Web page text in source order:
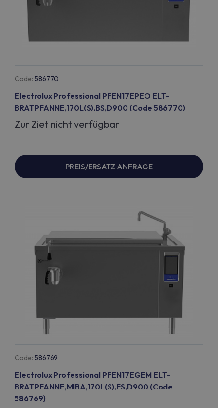
Code: 586770
Electrolux Professional PFEN17EPEO ELT-
BRATPFANNE,170L(S),BS,D900 (Code 586770)
Zur Ziet nicht verfügbar
PREIS/ERSATZ ANFRAGE
Code: 586769
Electrolux Professional PFEN17EGEM ELT-
BRATPFANNE,MIBA,170L(S),FS,D900 (Code
586769)